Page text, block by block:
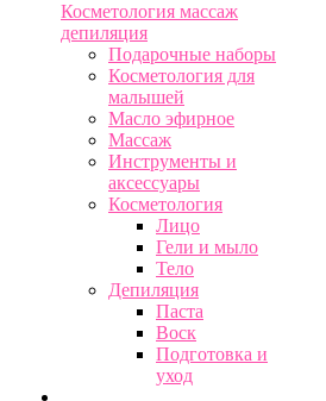
Косметология массаж
депиляция
Подарочные наборы
Косметология для
малышей
Масло эфирное
Массаж
Инструменты и
аксессуары
Косметология
Лицо
Гели и мыло
Тело
Депиляция
Паста
Воск
Подготовка и
уход